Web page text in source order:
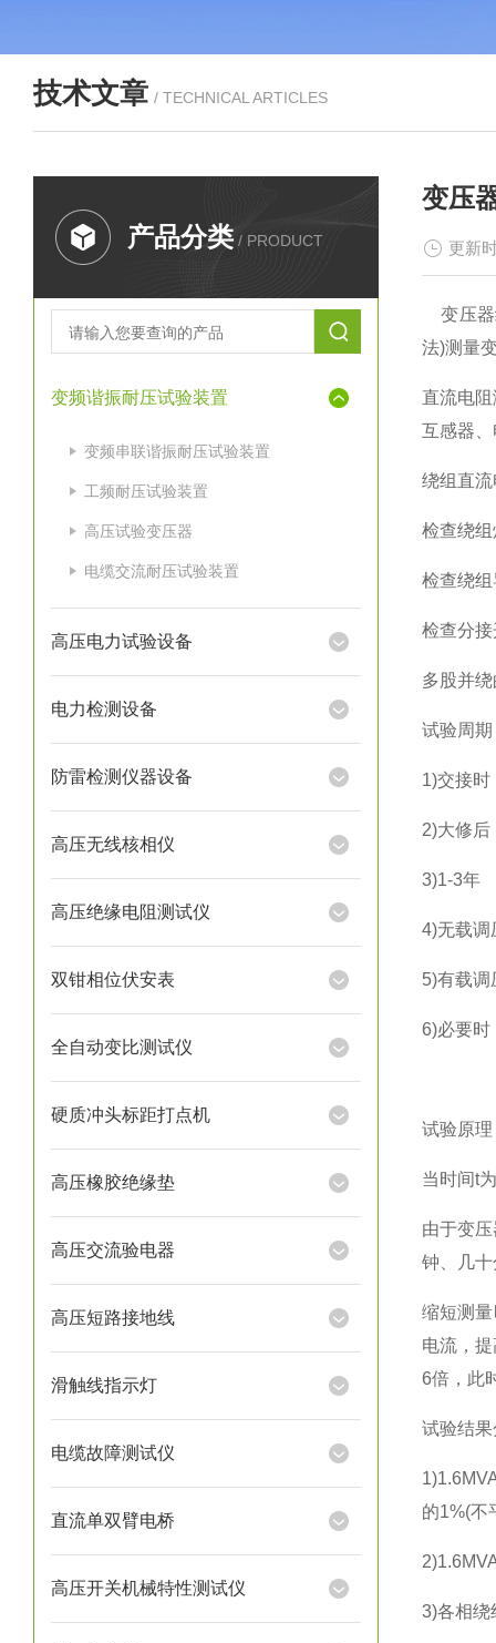
技术文章 / TECHNICAL ARTICLES
产品分类 / PRODUCT
变频谐振耐压试验装置
变频串联谐振耐压试验装置
工频耐压试验装置
高压试验变压器
电缆交流耐压试验装置
高压电力试验设备
电力检测设备
防雷检测仪器设备
高压无线核相仪
高压绝缘电阻测试仪
双钳相位伏安表
全自动变比测试仪
硬质冲头标距打点机
高压橡胶绝缘垫
高压交流验电器
高压短路接地线
滑触线指示灯
电缆故障测试仪
直流单双臂电桥
高压开关机械特性测试仪
变压
更新
变压器
法)测量
直流电
互感器
绕组直
检查绕
检查绕
检查分
多股并
试验周期
1)交接时
2)大修后
3)1-3年
4)无载调
5)有载调
6)必要时
试验原理
当时间t
由于变
钟、几
缩短测
电流，
6倍，此
试验结
的1%(不
3)各相绕